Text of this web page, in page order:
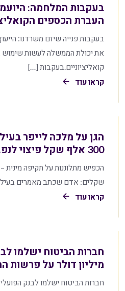
בעקבות המלחמה:
העברת הכספים
בעקבות פנייה שיזם משרדנו:
את יכולת הממשלה לעשות
קואליציוניים.בעקבות […]
קראו עוד
הגן על מלכה לייפר
300 אלף שקל פיצוי לנפגעות
הכפיש מתלוננות על תקיפה מינית
שקלים: אדם שכתב מאמרים
קראו עוד
מיליון דולר על פרשות